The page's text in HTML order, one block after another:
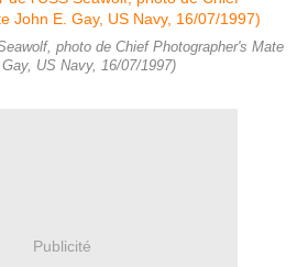
photo de Chief Photographer's Mate
US Navy, 16/07/1997)
Publicité